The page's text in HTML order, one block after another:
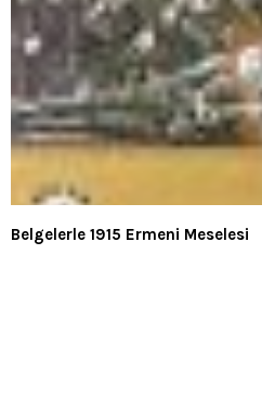
Belgelerle 1915 Ermeni Meselesi